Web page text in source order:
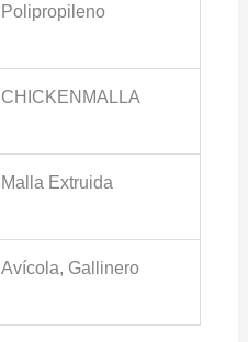
Polipropileno
CHICKENMALLA
Malla Extruida
Avícola, Gallinero